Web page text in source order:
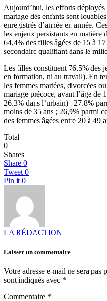
Aujourd’hui, les efforts
mariage des enfants sont
enregistrés d’année en année.
les enjeux persistants en matière
64,4% des filles âgées de 15 à
secondaire qualifiant dans le
Les filles constituent 76,5% des
en formation, ni au travail). En
les femmes mariées, divorcées
mariage précoce, avant l’âge de
26,3% dans l’urbain) ; 27,8%
moins de 35 ans ; 26,9% parmi
des femmes âgées entre 20 à 49
Total
0
Shares
Share 0
Tweet 0
Pin it 0
LA RÉDACTION
Laisser un commentaire
Votre adresse e-mail ne sera pas
sont indiqués avec *
Commentaire *